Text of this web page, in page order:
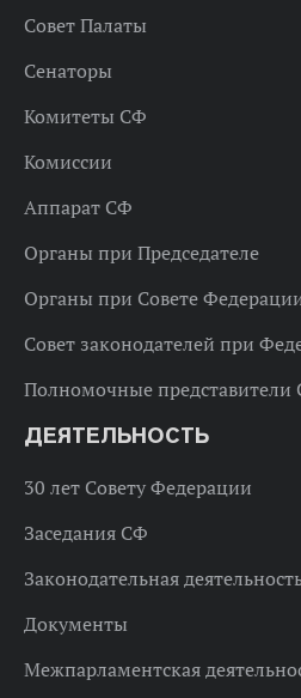
Совет Палаты
Сенаторы
Комитеты СФ
Комиссии
Аппарат СФ
Органы при Председателе
Органы при Совете
Совет законодателей при
Полномочные представители
ДЕЯТЕЛЬНОСТЬ
30 лет Совету Федерации
Заседания СФ
Законодательная
Документы
Межпарламентская